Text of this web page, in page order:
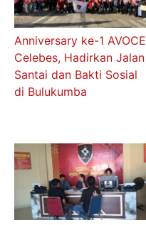
Anniversary ke-1 AVOCE
Celebes, Hadirkan Jalan
Santai dan Bakti Sosial
di Bulukumba